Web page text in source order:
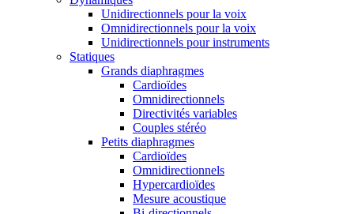
Unidirectionnels pour la voix
Omnidirectionnels pour la voix
Unidirectionnels pour instruments
Statiques
Grands diaphragmes
Cardioïdes
Omnidirectionnels
Directivités variables
Couples stéréo
Petits diaphragmes
Cardioïdes
Omnidirectionnels
Hypercardioïdes
Mesure acoustique